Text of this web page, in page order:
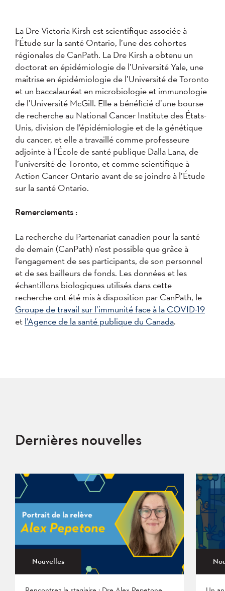
La Dre Victoria Kirsh est scientifique associée à
l’Étude sur la santé Ontario, l’une des cohortes
régionales de CanPath. La Dre Kirsh a obtenu un
doctorat en épidémiologie de l’Université Yale, une
maîtrise en épidémiologie de l’Université de Toronto
et un baccalauréat en microbiologie et immunologie
de l’Université McGill. Elle a bénéficié d’une bourse
de recherche au National Cancer Institute des États-
Unis, division de l’épidémiologie et de la génétique
du cancer, et elle a travaillé comme professeure
adjointe à l’École de santé publique Dalla Lana, de
l’université de Toronto, et comme scientifique à
Action Cancer Ontario avant de se joindre à l’Étude
sur la santé Ontario.
Remerciements :
La recherche du Partenariat canadien pour la santé
de demain (CanPath) n’est possible que grâce à
l’engagement de ses participants, de son personnel
et de ses bailleurs de fonds. Les données et les
échantillons biologiques utilisés dans cette
recherche ont été mis à disposition par CanPath, le
Groupe de travail sur l’immunité face à la COVID-19
et l’Agence de la santé publique du Canada.
Dernières nouvelles
Nouvelles